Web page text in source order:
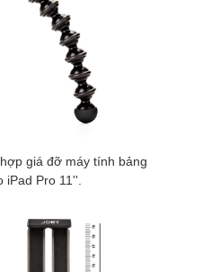
giá đỡ máy tính bảng
Pro 11''.